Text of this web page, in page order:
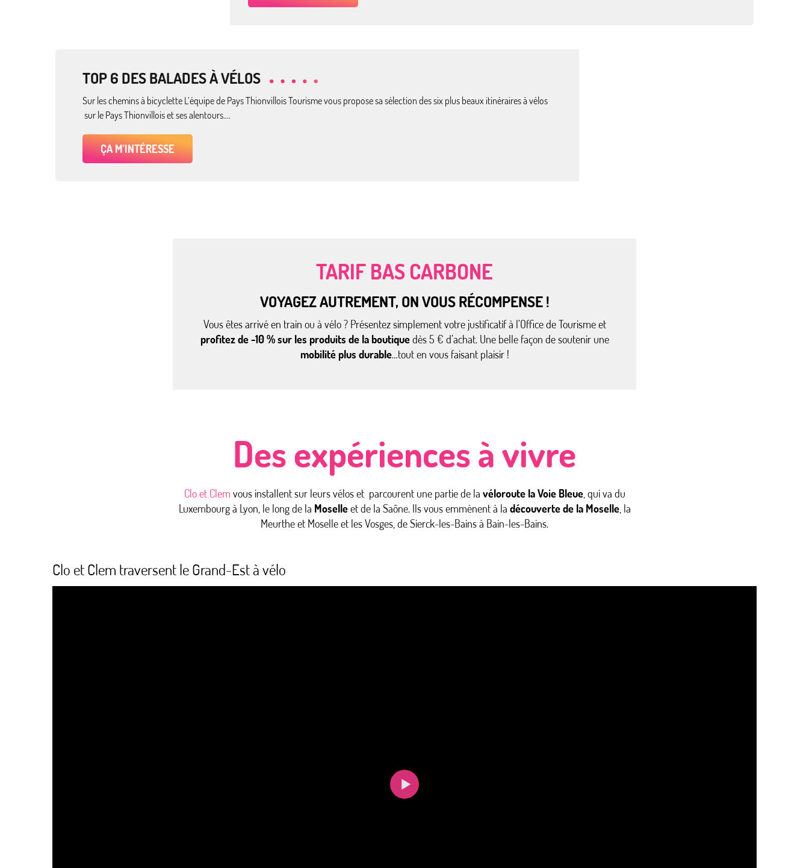
TOP 6 DES BALADES À VÉLOS
Sur les chemins à bicyclette L’équipe de Pays Thionvillois Tourisme vous propose sa sélection des six plus beaux itinéraires à vélos
sur le Pays Thionvillois et ses alentours....
ÇA M'INTÉRESSE
TARIF BAS CARBONE
VOYAGEZ AUTREMENT, ON VOUS RÉCOMPENSE !
Vous êtes arrivé en train ou à vélo ? Présentez simplement votre justificatif à l’Office de Tourisme et
profitez de -10 % sur les produits de la boutiquedès 5 € d’achat. Une belle façon de soutenir une
mobilité plus durable…tout en vous faisant plaisir !
Des expériences à vivre
Clo et Clem vous installent sur leurs vélos et parcourent une partie de la véloroute la Voie Bleue, qui va du
Luxembourg à Lyon, le long de la Moselleet de la Saône. Ils vous emmènent à la découverte de la Moselle, la
Meurthe et Moselle et les Vosges, de Sierck-les-Bains à Bain-les-Bains.
Clo et Clem traversent le Grand-Est à vélo